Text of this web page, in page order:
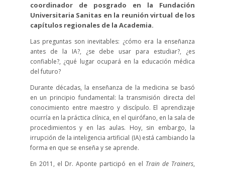
coordinador de posgrado en la Fundación
Universitaria Sanitas en la reunión virtual de los
capítulos regionales de la Academia.
Las preguntas son inevitables: ¿cómo era la enseñanza
antes de la IA?, ¿se debe usar para estudiar?, ¿es
confiable?, ¿qué lugar ocupará en la educación médica
del futuro?
Durante décadas, la enseñanza de la medicina se basó
en un principio fundamental: la transmisión directa del
conocimiento entre maestro y discípulo. El aprendizaje
ocurría en la práctica clínica, en el quirófano, en la sala de
procedimientos y en las aulas. Hoy, sin embargo, la
irrupción de la inteligencia artificial (IA) está cambiando la
forma en que se enseña y se aprende.
En 2011, el Dr. Aponte participó en el Train de Trainers,